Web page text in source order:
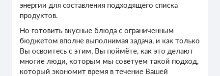
энергии для составления подходящего списка
продуктов.
Но готовить вкусные блюда с ограниченным
бюджетом вполне выполнимая задача, и как только
Вы освоитесь с этим, Вы поймёте, как это делают
многие люди, которым мы советуем такой подход,
который экономит время в течение Вашей